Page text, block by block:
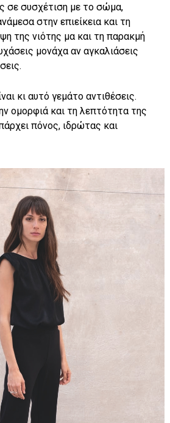
σε συσχέτιση με το σώμα,
στην επιείκεια και τη
της νιότης μα και τη παρακμή
μονάχα αν αγκαλιάσεις
κι αυτό γεμάτο αντιθέσεις.
ομορφιά και τη λεπτότητα της
πόνος, ιδρώτας και